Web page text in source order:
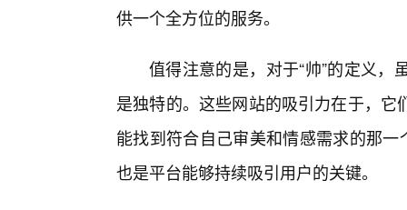
供一个全方位的服务。
值得注意的是，对于“帅”的定义
是独特的。这些网站的吸引力在于，
能找到符合自己审美和情感需求的那
也是平台能够持续吸引用户的关键。